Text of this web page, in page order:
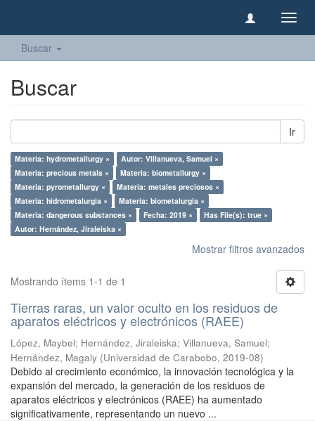
Buscar
Buscar
Ir
Materia: hydrometallurgy ×
Autor: Villanueva, Samuel ×
Materia: precious metals ×
Materia: biometallurgy ×
Materia: pyrometallurgy ×
Materia: metales preciosos ×
Materia: hidrometalurgia ×
Materia: biometalurgia ×
Materia: dangerous substances ×
Fecha: 2019 ×
Has File(s): true ×
Autor: Hernández, Jiraleiska ×
Mostrar filtros avanzados
Mostrando ítems 1-1 de 1
Tierras raras, un valor oculto en los residuos de
aparatos eléctricos y electrónicos (RAEE)
López, Maybel; Hernández, Jiraleiska; Villanueva, Samuel;
Hernández, Magaly (Universidad de Carabobo, 2019-08)
Debido al crecimiento económico, la innovación tecnológica y la
expansión del mercado, la generación de los residuos de
aparatos eléctricos y electrónicos (RAEE) ha aumentado
significativamente, representando un nuevo ...